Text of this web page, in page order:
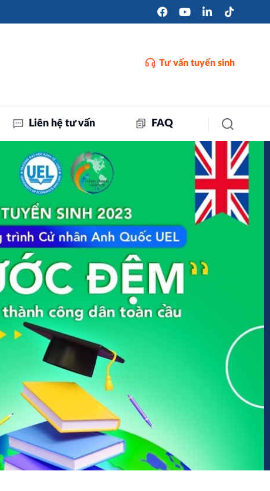
Tư vấn tuyển sinh
Liên hệ tư vấn FAQ